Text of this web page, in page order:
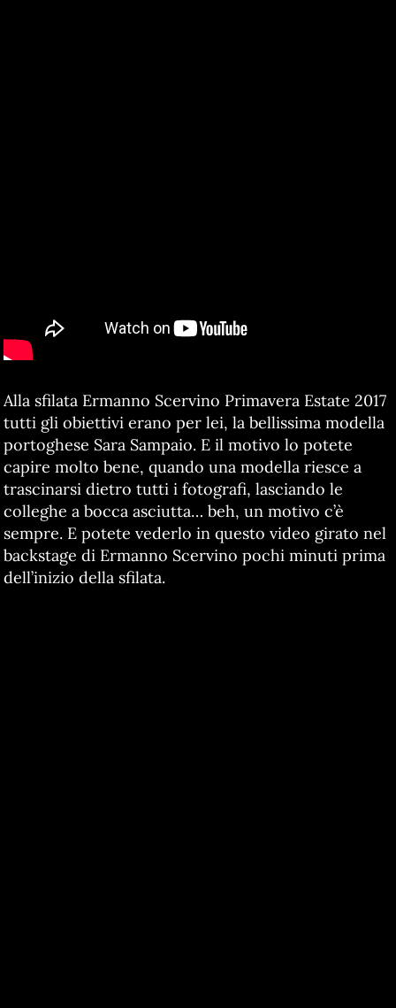
Alla sfilata Ermanno Scervino Primavera Estate 2017
tutti gli obiettivi erano per lei, la bellissima modella
portoghese Sara Sampaio. E il motivo lo potete
capire molto bene, quando una modella riesce a
trascinarsi dietro tutti i fotografi, lasciando le
colleghe a bocca asciutta… beh, un motivo c’è
sempre. E potete vederlo in questo video girato nel
backstage di Ermanno Scervino pochi minuti prima
dell’inizio della sfilata.